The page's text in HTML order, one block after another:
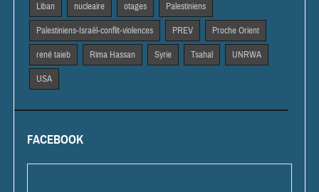
Liban nucleaire otages Palestiniens
Palestiniens-Israël-conflit-violences PREV Proche Orient
rené taieb Rima Hassan Syrie Tsahal UNRWA
USA
FACEBOOK